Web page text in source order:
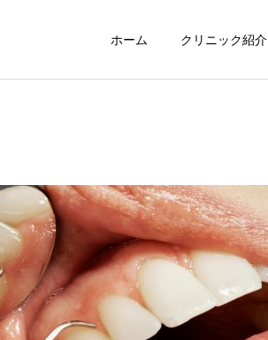
ホーム クリニック紹介